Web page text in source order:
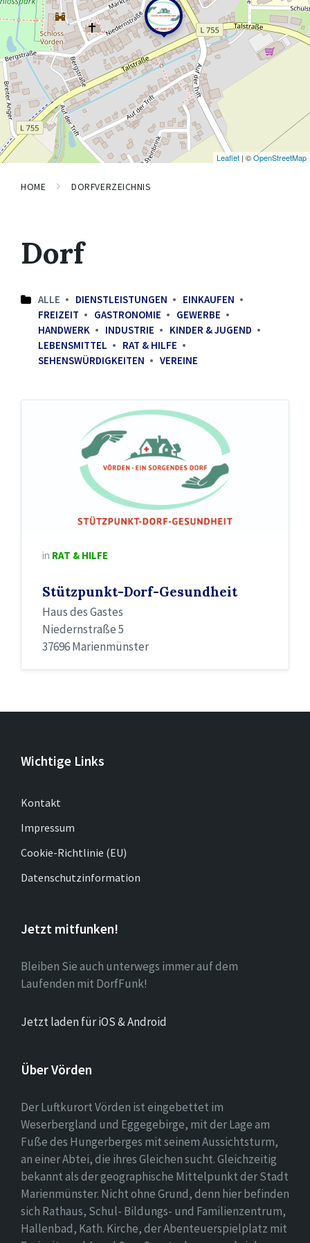
Leaflet | ©OpenStreetMap
HOME DORFVERZEICHNIS
Dorf
ALLE DIENSTLEISTUNGEN
EINKAUFEN
FREIZEIT
GASTRONOMIE
GEWERBE
HANDWERK
INDUSTRIE
KINDER & JUGEND
LEBENSMITTEL
RAT & HILFE
SEHENSWÜRDIGKEITEN
VEREINE
in RAT & HILFE
Stützpunkt-Dorf-Gesundheit
Haus des Gastes
Niedernstraße 5
37696 Marienmünster
Wichtige Links
Kontakt
Impressum
Cookie-Richtlinie (EU)
Datenschutzinformation
Jetzt mitfunken!
Bleiben Sie auch unterwegs immer auf dem
Laufenden mit DorfFunk!
Jetzt laden für iOS & Android
Über Vörden
Der Luftkurort Vörden ist eingebettet im
Weserbergland und Eggegebirge, mit der Lage am
Fuße des Hungerberges mit seinem Aussichtsturm,
an einer Abtei, die ihres Gleichen sucht. Gleichzeitig
bekannt als der geographische Mittelpunkt der Stadt
Marienmünster. Nicht ohne Grund, denn hier befinden
sich Rathaus, Schul- Bildungs- und Familienzentrum,
Hallenbad, Kath. Kirche, der Abenteuerspielplatz mit